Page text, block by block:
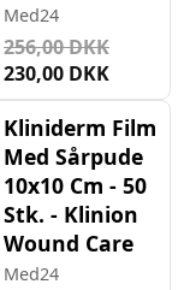
Med24
256,00 DKK
230,00 DKK
Kliniderm Film
Med Sårpude
10x10 Cm - 50
Stk. - Klinion
Wound Care
Med24